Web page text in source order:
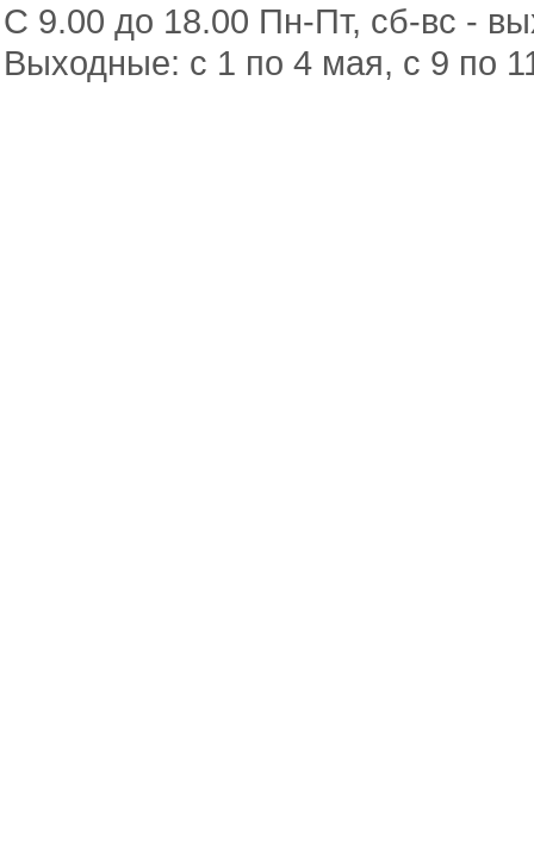
С 9.00 до 18.00 Пн-Пт, сб-вс -
Выходные: с 1 по 4 мая, с 9 по